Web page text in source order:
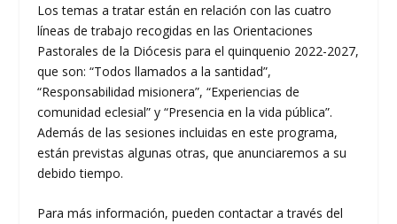
Los temas a tratar están en relación con las cuatro
líneas de trabajo recogidas en las Orientaciones
Pastorales de la Diócesis para el quinquenio 2022-2027,
que son: “Todos llamados a la santidad”,
“Responsabilidad misionera”, “Experiencias de
comunidad eclesial” y “Presencia en la vida pública”.
Además de las sesiones incluidas en este programa,
están previstas algunas otras, que anunciaremos a su
debido tiempo.
Para más información, pueden contactar a través del